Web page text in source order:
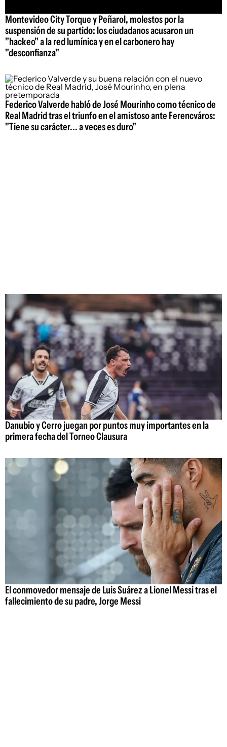
Montevideo City Torque y Peñarol, molestos por la
suspensión de su partido: los ciudadanos acusaron un
"hackeo" a la red lumínica y en el carbonero hay
"desconfianza"
Federico Valverde habló de José Mourinho como técnico de
Real Madrid tras el triunfo en el amistoso ante Ferencváros:
"Tiene su carácter... a veces es duro"
Danubio y Cerro juegan por puntos muy importantes en la
primera fecha del Torneo Clausura
El conmovedor mensaje de Luis Suárez a Lionel Messi tras el
fallecimiento de su padre, Jorge Messi